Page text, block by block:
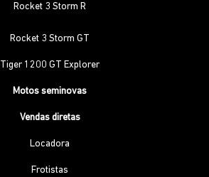
Rocket 3 Storm R
Rocket 3 Storm GT
Tiger 1200 GT Explorer
Motos seminovas
Vendas diretas
Locadora
Frotistas